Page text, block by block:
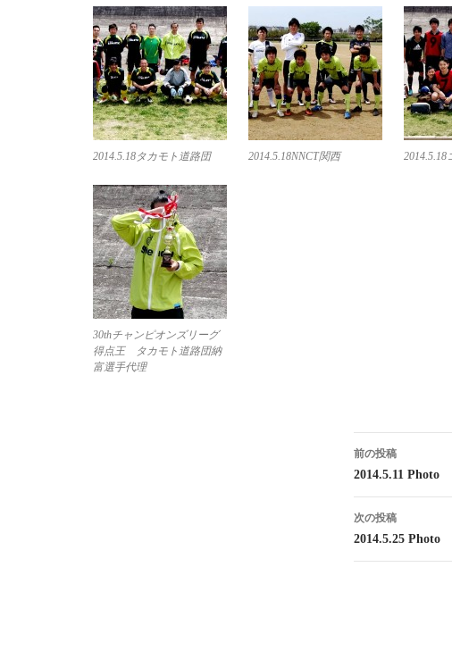
2014.5.18タカモト道路団 2014.5.18NNCT関西 2014.5.18
30thチャンピオンズリーグ
得点王 タカモト道路団納
富選手代理
投
稿
ナ
ビ
前の投稿
2014.5.11 Photo
次の投稿
2014.5.25 Photo